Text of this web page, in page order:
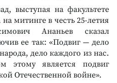
выступая на факультете
митинге в честь 25-летия
Ананьев сказал
ее так: «Подвиг — дело
дело каждого из нас.
этому является подвиг
Отечественной войне».